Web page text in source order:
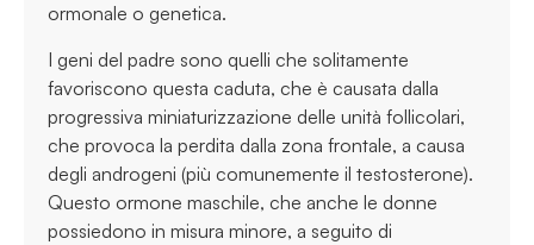
ormonale o genetica.
I geni del padre sono quelli che solitamente
favoriscono questa caduta, che è causata dalla
progressiva miniaturizzazione delle unità follicolari,
che provoca la perdita dalla zona frontale, a causa
degli androgeni (più comunemente il testosterone).
Questo ormone maschile, che anche le donne
possiedono in misura minore, a seguito di